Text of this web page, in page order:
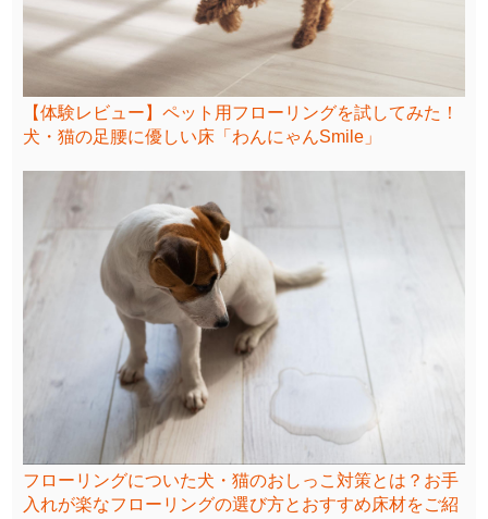
【体験レビュー】ペット用フローリングを試してみた！
犬・猫の足腰に優しい床「わんにゃんSmile」
フローリングについた犬・猫のおしっこ対策とは？お手
入れが楽なフローリングの選び方とおすすめ床材をご紹